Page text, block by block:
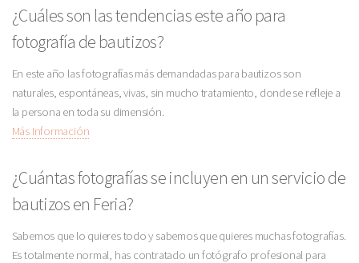
¿Cuáles son las tendencias este año para
fotografía de bautizos?
En este año las fotografías más demandadas para bautizos son
naturales, espontáneas, vivas, sin mucho tratamiento, donde se refleje a
la persona en toda su dimensión.
Más Información
¿Cuántas fotografías se incluyen en un servicio de
bautizos en Feria?
Sabemos que lo quieres todo y sabemos que quieres muchas fotografías.
Es totalmente normal, has contratado un fotógrafo profesional para